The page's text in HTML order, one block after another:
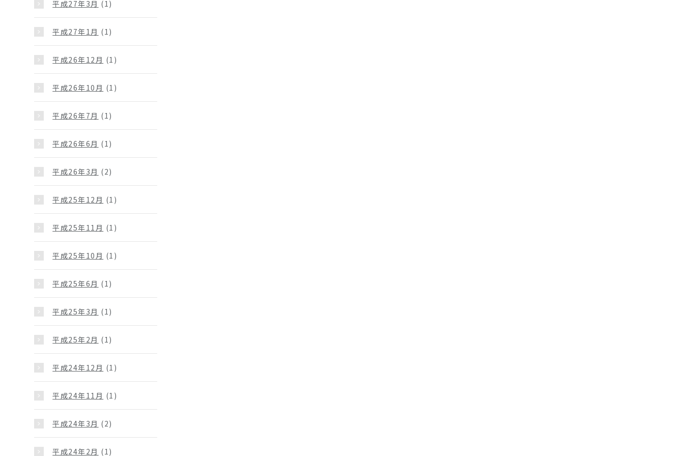
平成27年3月 (1)
平成27年1月 (1)
平成26年12月 (1)
平成26年10月 (1)
平成26年7月 (1)
平成26年6月 (1)
平成26年3月 (2)
平成25年12月 (1)
平成25年11月 (1)
平成25年10月 (1)
平成25年6月 (1)
平成25年3月 (1)
平成25年2月 (1)
平成24年12月 (1)
平成24年11月 (1)
平成24年3月 (2)
平成24年2月 (1)